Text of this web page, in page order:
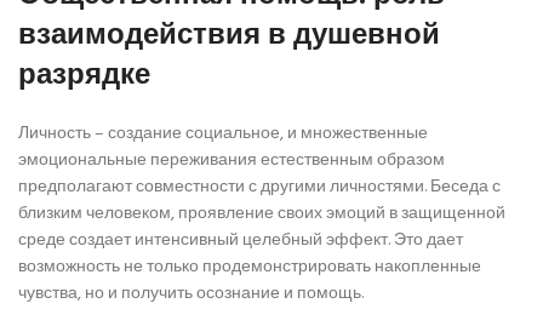
взаимодействия в душевной
разрядке
Личность – создание социальное, и множественные
эмоциональные переживания естественным образом
предполагают совместности с другими личностями. Беседа с
близким человеком, проявление своих эмоций в защищенной
среде создает интенсивный целебный эффект. Это дает
возможность не только продемонстрировать накопленные
чувства, но и получить осознание и помощь.